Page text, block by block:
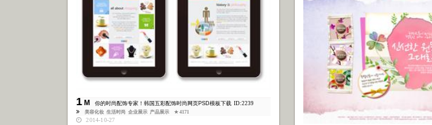
1M 你的时尚配饰专家！韩国五彩配饰时尚网页PSD模板下载 ID:2239
美容化妆 生活时尚 企业展示 产品展示 ★ 4171
2014-10-27